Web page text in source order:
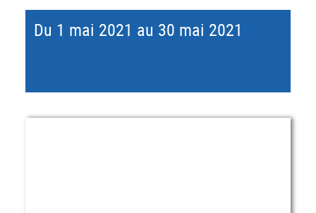
Du 1 mai 2021 au 30 mai 2021